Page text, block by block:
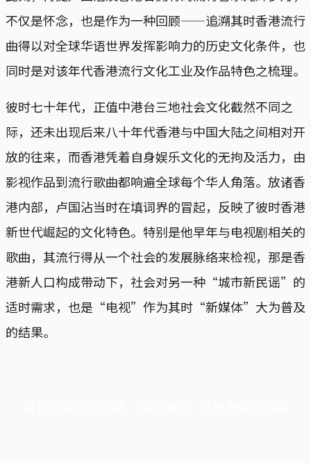
不仅是怀念，也是作为一种回顾——追溯其时香港流行
曲得以对全球华语世界发挥影响力的历史文化条件，也
同时是对该年代香港流行文化工业及作品特色之梳理。
彼时七十年代，正值中港台三地社会文化截然不同之
际，还未出现后来八十年代香港与中国大陆之间相对开
放的往来，而香港凭着自身娱乐文化的无拘及活力，由
影视作品到流行歌曲都响遍全球每个华人角落。放诸香
港内部，卢国沾当时在填词界的冒起，反映了彼时香港
新世代崛起的文化特色。特别是他早年与电视剧相关的
歌曲，其流行得从一个社会的发展脉络来检视，那是香
港新人口构成带动下，社会对另一种“城市新民谣”的
适时需求，也是“电视”作为其时“新媒体”大为普及
的结果。